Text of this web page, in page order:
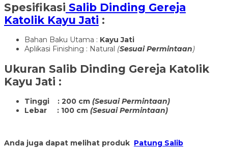
Spesifikasi Salib Dinding Gereja
Katolik Kayu Jati :
Bahan Baku Utama : Kayu Jati
Aplikasi Finishing : Natural (Sesuai Permintaan)
Ukuran Salib Dinding Gereja Katolik
Kayu Jati :
Tinggi : 200 cm (Sesuai Permintaan)
Lebar : 100 cm (Sesuai Permintaan)
Anda juga dapat melihat produk Patung Salib